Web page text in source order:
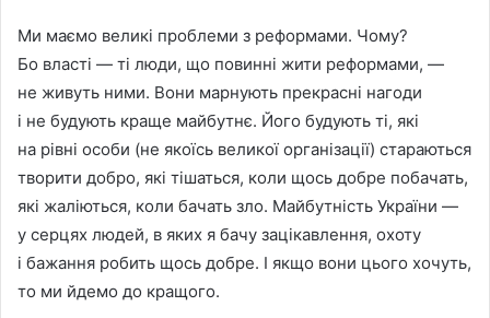
Ми маємо великi проблеми з реформами. Чому?
Бо властi — тi люди, що повиннi жити реформами, —
не живуть ними. Вони марнують прекраснi нагоди
i не будують краще майбутнє. Його будують тi, якi
на рiвнi особи (не якоїсь великої органiзацiї) стараються
творити добро, якi тiшаться, коли щось добре побачать,
якi жалiються, коли бачать зло. Майбутнiсть України —
у серцях людей, в яких я бачу зацiкавлення, охоту
i бажання робить щось добре. I якщо вони цього хочуть,
то ми йдемо до кращого.